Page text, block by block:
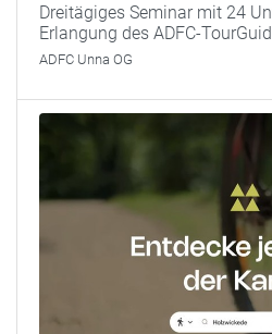
Dreitägiges Seminar mit 24
Erlangung des ADFC-
ADFC Unna OG